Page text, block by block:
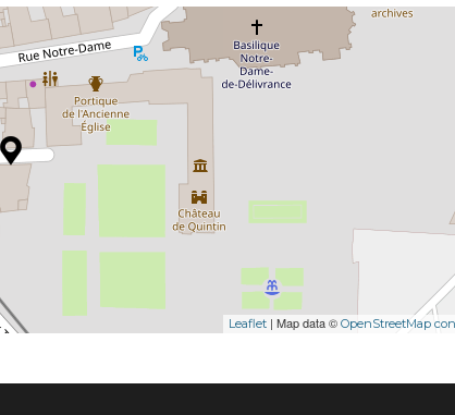
Leaflet | Map data © OpenStreetMap